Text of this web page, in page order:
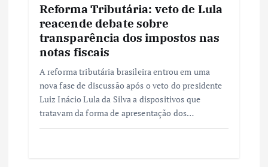
Reforma Tributária: veto de Lula
reacende debate sobre
transparência dos impostos nas
notas fiscais
A reforma tributária brasileira entrou em uma
nova fase de discussão após o veto do presidente
Luiz Inácio Lula da Silva a dispositivos que
tratavam da forma de apresentação dos…